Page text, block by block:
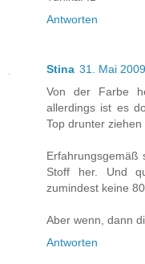
Antworten
Stina 31. Mai
Von der Farbe
allerdings ist es
Top drunter ziehen
Erfahrungsgemäß
Stoff her. Und
zumindest keine
Aber wenn, dann
Antworten